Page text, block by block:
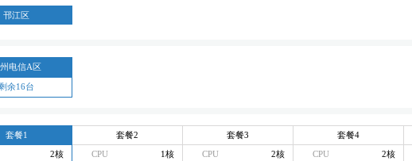
邗江区
电信A区
余16台
套餐1
2核
套餐2
CPU
1核
套餐3
CPU
2核
套餐4
CPU
2核